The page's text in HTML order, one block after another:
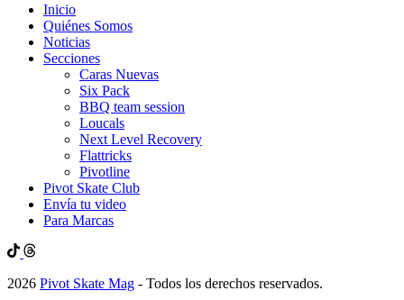
Inicio
Quiénes Somos
Noticias
Secciones
Caras Nuevas
Six Pack
BBQ team session
Loucals
Next Level Recovery
Flattricks
Pivotline
Pivot Skate Club
Envía tu video
Para Marcas
2026 Pivot Skate Mag - Todos los derechos reservados.